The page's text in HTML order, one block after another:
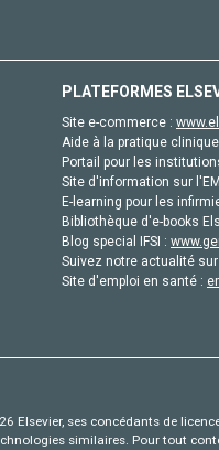
PLATEFORMES
Site e-commerce :
Aide à la pratique
Portail pour les
Site d'information sur
E-learning pour les
Bibliothèque d'e-books
Blog special IFSI :
Suivez notre actualité
Site d'emploi en santé :
Elsevier, ses concédants de
similaires. Pour tout